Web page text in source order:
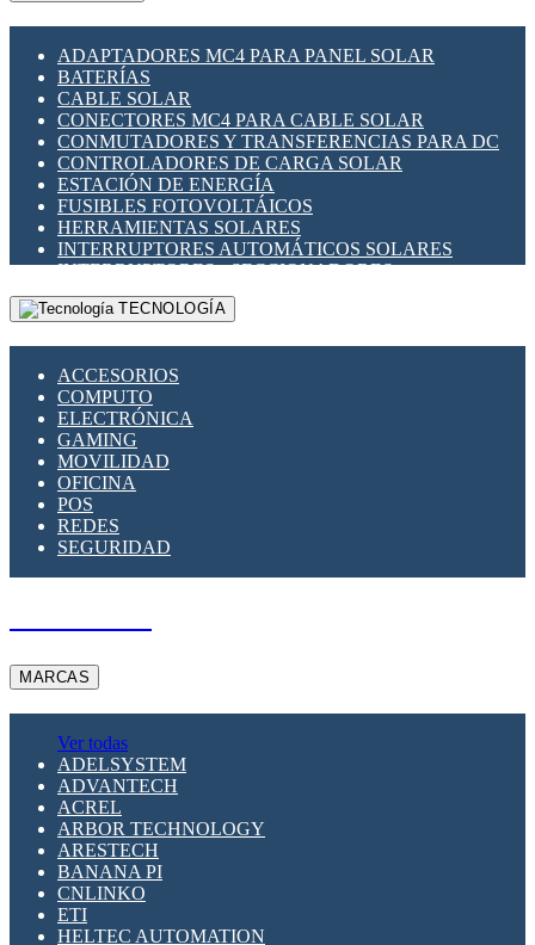
ADAPTADORES MC4 PARA PANEL SOLAR
BATERÍAS
CABLE SOLAR
CONECTORES MC4 PARA CABLE SOLAR
CONMUTADORES Y TRANSFERENCIAS PARA DC
CONTROLADORES DE CARGA SOLAR
ESTACIÓN DE ENERGÍA
FUSIBLES FOTOVOLTÁICOS
HERRAMIENTAS SOLARES
INTERRUPTORES AUTOMÁTICOS SOLARES
INTERRUPTORES - SECCIONADORES
FOTOVOLTÁICOS
MONTAJE PANEL SOLAR
SUPRESOR DE TRANSIENTES SPDS PARA
APLICACIONES FOTOVOLTAICAS
TECNOLOGÍA
ACCESORIOS
COMPUTO
ELECTRÓNICA
GAMING
MOVILIDAD
OFICINA
POS
REDES
SEGURIDAD
MARCAS
Ver todas
ADELSYSTEM
ADVANTECH
ACREL
ARBOR TECHNOLOGY
ARESTECH
BANANA PI
CNLINKO
ETI
HELTEC AUTOMATION